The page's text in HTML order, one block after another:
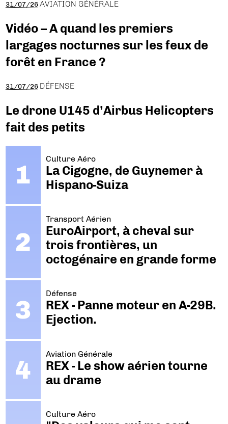
31/07/26 AVIATION GÉNÉRALE
Vidéo – A quand les premiers
largages nocturnes sur les feux de
forêt en France ?
31/07/26 DÉFENSE
Le drone U145 d’Airbus Helicopters
fait des petits
Culture Aéro
La Cigogne, de Guynemer à
Hispano-Suiza
Transport Aérien
EuroAirport, à cheval sur
trois frontières, un
octogénaire en grande forme
Défense
REX - Panne moteur en A-29B.
Ejection.
Aviation Générale
REX - Le show aérien tourne
au drame
Culture Aéro